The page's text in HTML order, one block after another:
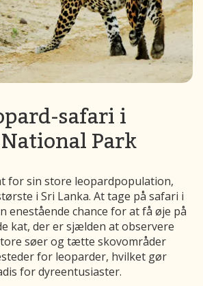
safari i
Park
for sin store leopardpopulation,
i Sri Lanka. At tage på safari i
enestående chance for at få øje på
kat, der er sjælden at observere
søer og tætte skovområder
for leoparder, hvilket gør
for dyreentusiaster.